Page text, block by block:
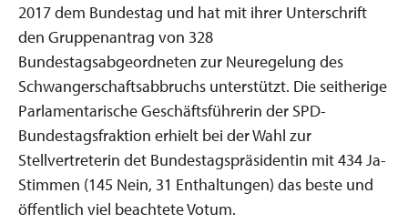
2017 dem Bundestag und hat mit ihrer Unterschrift
den Gruppenantrag von 328
Bundestagsabgeordneten zur Neuregelung des
Schwangerschaftsabbruchs unterstützt. Die seitherige
Parlamentarische Geschäftsführerin der SPD-
Bundestagsfraktion erhielt bei der Wahl zur
Stellvertreterin det Bundestagspräsidentin mit 434 Ja-
Stimmen (145 Nein, 31 Enthaltungen) das beste und
öffentlich viel beachtete Votum.